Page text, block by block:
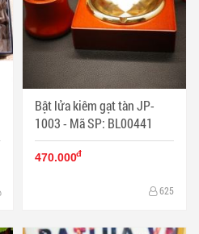
Bật lửa kiêm gạt tàn JP-
1003 - Mã SP: BL00441
470.000đ
625